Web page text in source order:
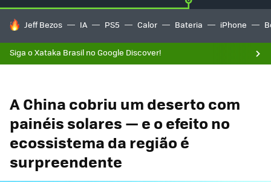
TENDÊNCIAS DO DIA
Jeff Bezos IA PS5 Calor Bateria iPhone
Siga o Xataka Brasil no Google Discover!
A China cobriu um deserto com
painéis solares — e o efeito no
ecossistema da região é
surpreendente